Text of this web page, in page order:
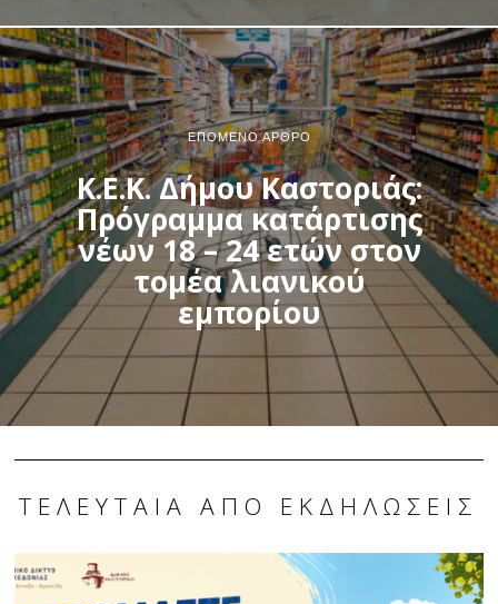
ΕΠΌΜΕΝΟ ΆΡΘΡΟ
Κ.Ε.Κ. Δήμου Καστοριάς:
Πρόγραμμα κατάρτισης
νέων 18 – 24 ετών στον
τομέα λιανικού
εμπορίου
ΤΕΛΕΥΤΑΊΑ ΑΠΌ ΕΚΔΗΛΏΣΕΙΣ